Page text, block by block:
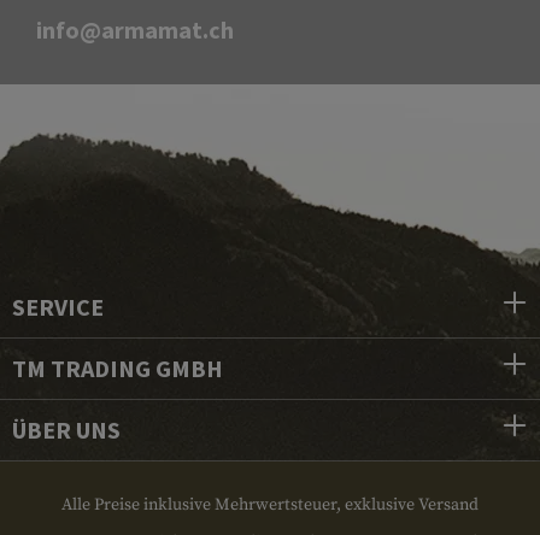
info@armamat.ch
SERVICE
TM TRADING GMBH
ÜBER UNS
Alle Preise inklusive Mehrwertsteuer, exklusive Versand